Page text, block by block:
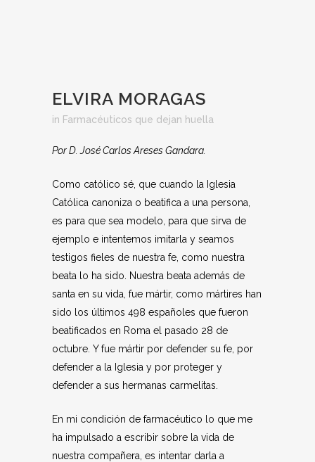
ELVIRA MORAGAS
in Farmacéuticos que dejan huella
Por D. José Carlos Areses Gandara.
Como católico sé, que cuando la Iglesia
Católica canoniza o beatifica a una persona,
es para que sea modelo, para que sirva de
ejemplo e intentemos imitarla y seamos
testigos fieles de nuestra fe, como nuestra
beata lo ha sido. Nuestra beata además de
santa en su vida, fue mártir, como mártires han
sido los últimos 498 españoles que fueron
beatificados en Roma el pasado 28 de
octubre. Y fue mártir por defender su fe, por
defender a la Iglesia y por proteger y
defender a sus hermanas carmelitas.
En mi condición de farmacéutico lo que me
ha impulsado a escribir sobre la vida de
nuestra compañera, es intentar darla a